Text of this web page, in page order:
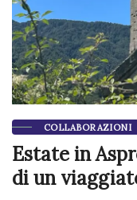
COLLABORAZIONI
Estate in
di un